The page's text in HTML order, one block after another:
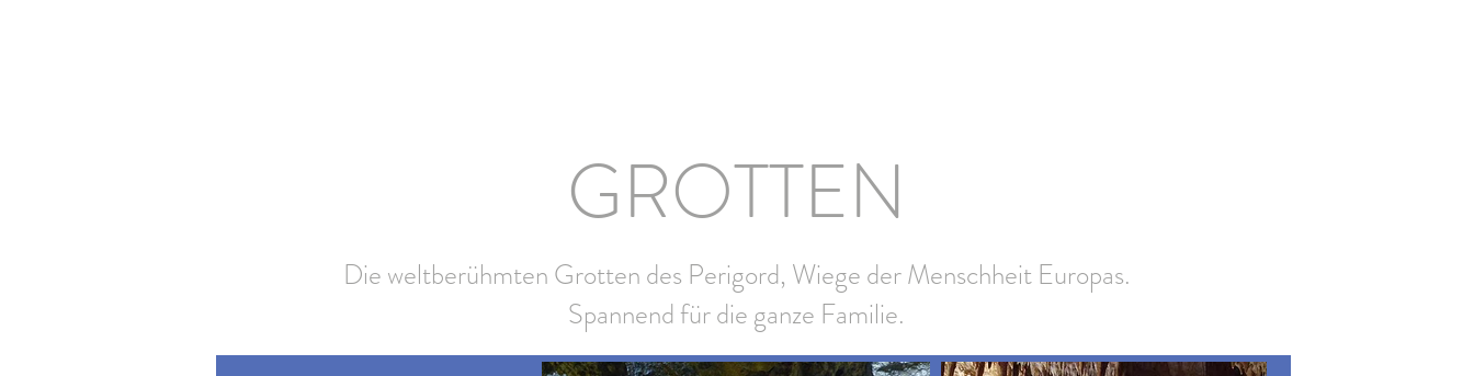
GROTTEN
Die weltberühmten Grotten des Perigord, Wiege der Menschheit Europas.
Spannend für die ganze Familie.